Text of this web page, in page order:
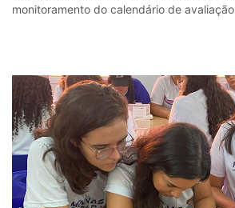
monitoramento do calendário de avaliação